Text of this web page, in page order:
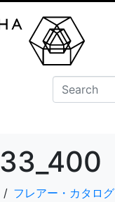
フレアー・カタログ